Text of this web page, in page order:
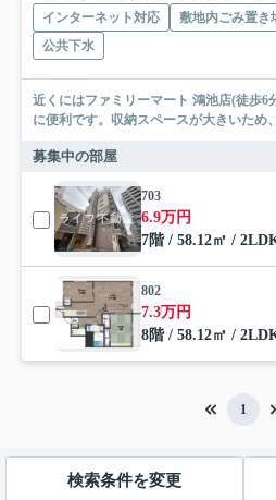
インターネット対応 敷地内ごみ置き
公共下水
近くにはファミリーマート 鴻池店(徒歩6
に便利です。収納スペースが大きいため
募集中の部屋
703
6.9万円
7階 / 58.12㎡ /
802
7.3万円
8階 / 58.12㎡ /
1
検索条件を変更